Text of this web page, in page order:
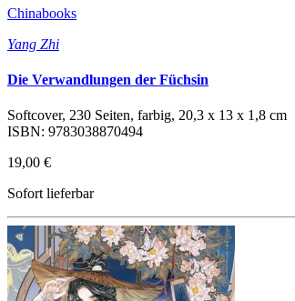
Chinabooks
Yang Zhi
Die Verwandlungen der Füchsin
Softcover, 230 Seiten, farbig, 20,3 x 13 x 1,8 cm
ISBN: 9783038870494
19,00 €
Sofort lieferbar